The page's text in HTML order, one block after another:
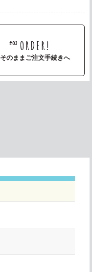
#03 ORDER!
そのままご注文手続きへ